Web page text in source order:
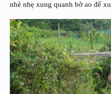
nhè nhẹ xung quanh bờ ao để